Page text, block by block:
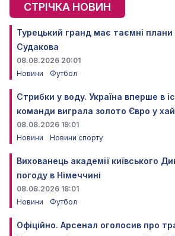
СТРІЧКА НОВИН
Турецький гранд має таємні плани
Судакова
08.08.2026 20:01
Новини
Футбол
Стрибки у воду. Україна вперше в
команди виграла золото Євро у
08.08.2026 19:01
Новини
Новини спорту
Вихованець академії київського
погоду в Німеччині
08.08.2026 18:01
Новини
Футбол
Офіційно. Арсенал оголосив про